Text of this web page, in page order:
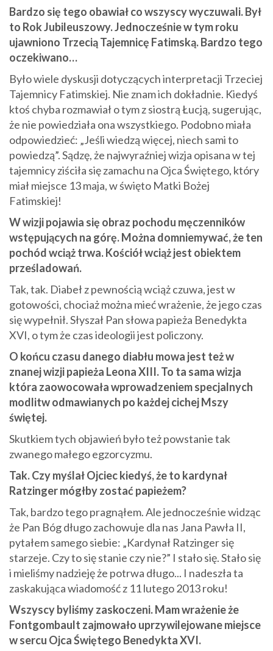
Bardzo się tego obawiał co wszyscy wyczuwali. Był
to Rok Jubileuszowy. Jednocześnie w tym roku
ujawniono Trzecią Tajemnicę Fatimską. Bardzo tego
oczekiwano…
Było wiele dyskusji dotyczących interpretacji Trzeciej
Tajemnicy Fatimskiej. Nie znam ich dokładnie. Kiedyś
ktoś chyba rozmawiał o tym z siostrą Łucją, sugerując,
że nie powiedziała ona wszystkiego. Podobno miała
odpowiedzieć: „Jeśli wiedzą więcej, niech sami to
powiedzą”. Sądzę, że najwyraźniej wizja opisana w tej
tajemnicy ziściła się zamachu na Ojca Świętego, który
miał miejsce 13 maja, w święto Matki Bożej
Fatimskiej!
W wizji pojawia się obraz pochodu męczenników
wstępujących na górę. Można domniemywać, że ten
pochód wciąż trwa. Kościół wciąż jest obiektem
prześladowań.
Tak, tak. Diabeł z pewnością wciąż czuwa, jest w
gotowości, chociaż można mieć wrażenie, że jego czas
się wypełnił. Słyszał Pan słowa papieża Benedykta
XVI, o tym że czas ideologii jest policzony.
O końcu czasu danego diabłu mowa jest też w
znanej wizji papieża Leona XIII. To ta sama wizja
która zaowocowała wprowadzeniem specjalnych
modlitw odmawianych po każdej cichej Mszy
świętej.
Skutkiem tych objawień było też powstanie tak
zwanego małego egzorcyzmu.
Tak. Czy myślał Ojciec kiedyś, że to kardynał
Ratzinger mógłby zostać papieżem?
Tak, bardzo tego pragnąłem. Ale jednocześnie widząc
że Pan Bóg długo zachowuje dla nas Jana Pawła II,
pytałem samego siebie: „Kardynał Ratzinger się
starzeje. Czy to się stanie czy nie?” I stało się. Stało się
i mieliśmy nadzieję że potrwa długo... I nadeszła ta
zaskakująca wiadomość z 11 lutego 2013 roku!
Wszyscy byliśmy zaskoczeni. Mam wrażenie że
Fontgombault zajmowało uprzywilejowane miejsce
w sercu Ojca Świętego Benedykta XVI.